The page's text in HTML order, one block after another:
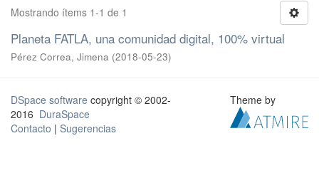
Mostrando ítems 1-1 de 1
Planeta FATLA, una comunidad digital, 100% virtual
Pérez Correa, Jimena (2018-05-23)
DSpace software copyright © 2002-
2016 DuraSpace
Contacto | Sugerencias
Theme by